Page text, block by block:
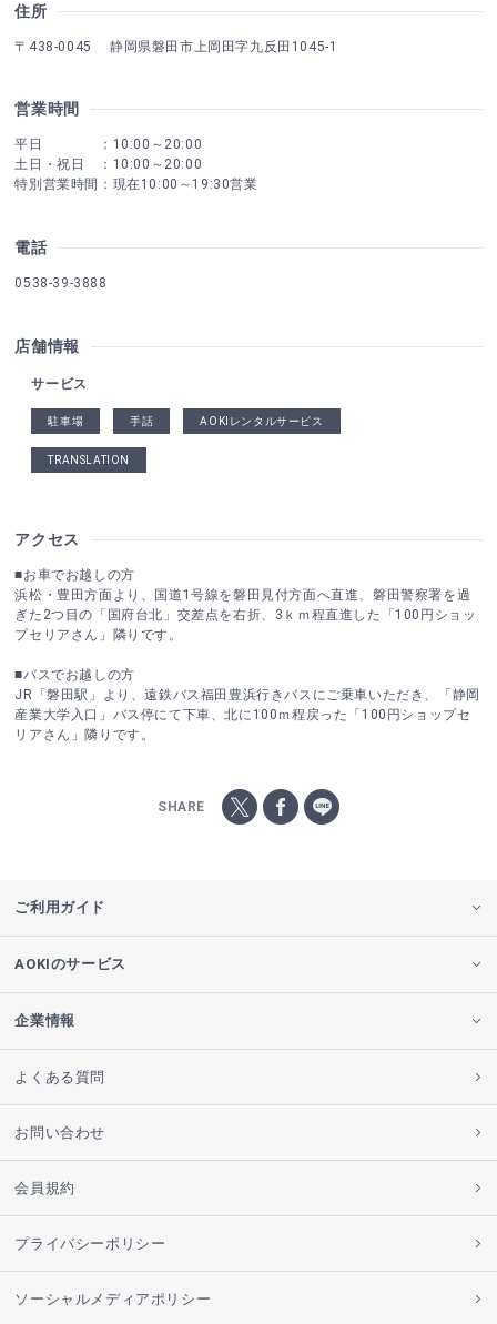
住所
〒438-0045 静岡県磐田市上岡田字九反田1045-1
営業時間
平日 ：10:00～20:00
土日・祝日 ：10:00～20:00
特別営業時間：現在10:00～19:30営業
電話
0538-39-3888
店舗情報
サービス
駐車場 手話 AOKIレンタルサービス
TRANSLATION
アクセス
■お車でお越しの方
浜松・豊田方面より、国道1号線を磐田見付方面へ直進、磐田警察署を過
ぎた2つ目の「国府台北」交差点を右折、3ｋｍ程直進した「100円ショッ
プセリアさん」隣りです。
■バスでお越しの方
JR「磐田駅」より、遠鉄バス福田豊浜行きバスにご乗車いただき、「静岡
産業大学入口」バス停にて下車、北に100ｍ程戻った「100円ショップセ
リアさん」隣りです。
SHARE
ご利用ガイド
AOKIのサービス
企業情報
よくある質問
お問い合わせ
会員規約
プライバシーポリシー
ソーシャルメディアポリシー